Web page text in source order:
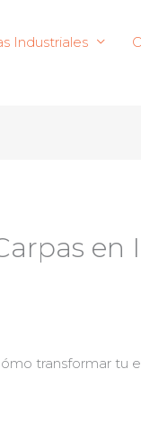
Industriales
en
transformar tu